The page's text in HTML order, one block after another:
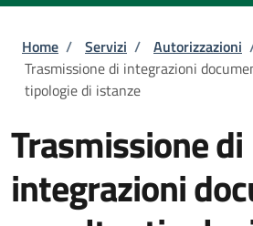
Briciole di pane
Home / Servizi / Autorizzazioni
Trasmissione di integrazioni
tipologie di istanze
Trasmissione di
integrazioni